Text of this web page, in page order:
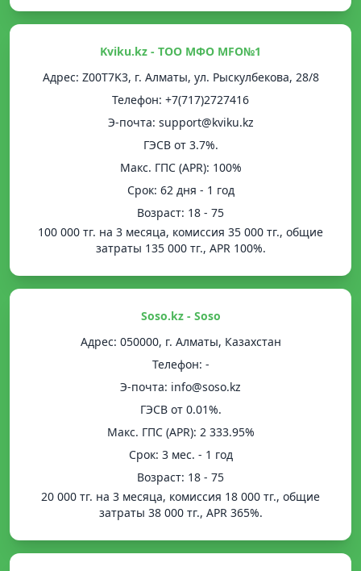
Kviku.kz - ТОО МФО MFO№1
Адрес: Z00T7K3, г. Алматы, ул. Рыскулбекова, 28/8
Телефон: +7(717)2727416
Э-почта: support@kviku.kz
ГЭСВ от 3.7%.
Mакс. ГПС (APR): 100%
Срок: 62 дня - 1 год
Возраст: 18 - 75
100 000 тг. на 3 месяца, комиссия 35 000 тг., общие
затраты 135 000 тг., APR 100%.
Soso.kz - Soso
Адрес: 050000, г. Алматы, Казахстан
Телефон: -
Э-почта: info@soso.kz
ГЭСВ от 0.01%.
Mакс. ГПС (APR): 2 333.95%
Срок: 3 мес. - 1 год
Возраст: 18 - 75
20 000 тг. на 3 месяца, комиссия 18 000 тг., общие
затраты 38 000 тг., APR 365%.